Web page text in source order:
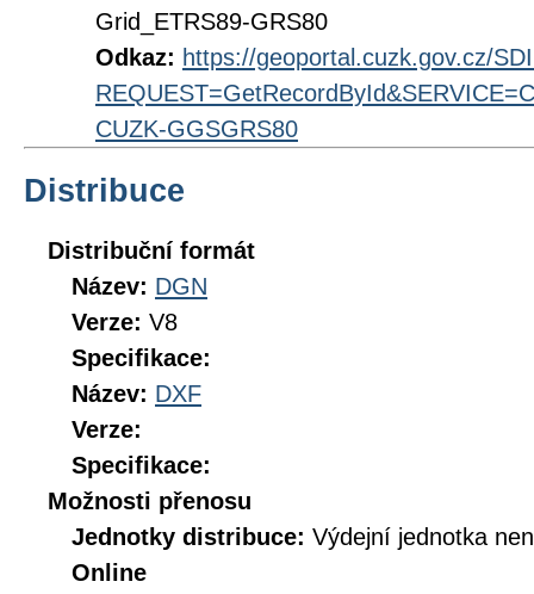
Grid_ETRS89-GRS80
Odkaz: https://geoportal.cuzk.gov.cz/
CUZK-GGSGRS80
Distribuce
Distribuční formát
Název: DGN
Verze: V8
Specifikace:
Název: DXF
Verze:
Specifikace:
Možnosti přenosu
Jednotky distribuce: Výdejní jednotka
Online